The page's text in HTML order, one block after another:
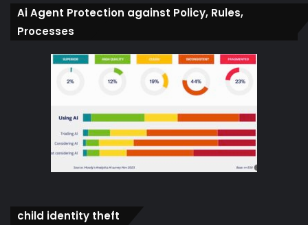
Ai Agent Protection against Policy, Rules,
Processes
child identity theft